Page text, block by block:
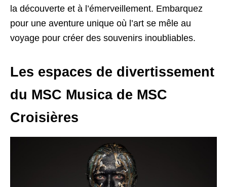
la découverte et à l’émerveillement. Embarquez
pour une aventure unique où l’art se mêle au
voyage pour créer des souvenirs inoubliables.
Les espaces de divertissement
du MSC Musica de MSC
Croisières